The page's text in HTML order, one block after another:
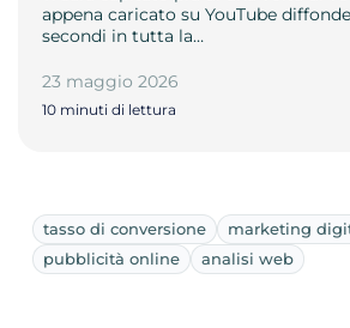
appena caricato su YouTube
secondi in tutta la…
23 maggio 2026
10 minuti di lettura
tasso di conversione
marketing
pubblicità online
analisi web